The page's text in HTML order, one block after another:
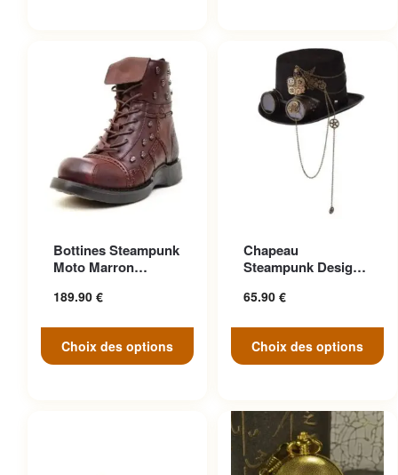
Bottines Steampunk
Moto Marron
189.90 €
Choix des options
variations. Les options
page du produit
Chapeau
Steampunk Design
65.90 €
Choix des options
variations. Les options
peuvent être choisies sur la
page du produit